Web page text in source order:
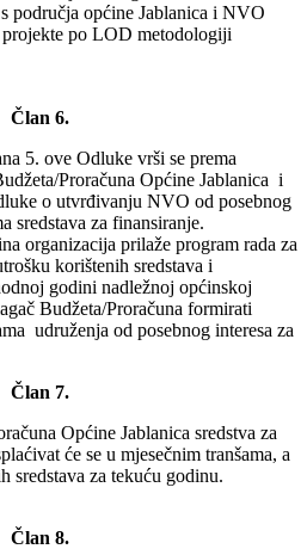
područja općine Jablanica i NVO
po LOD metodologiji
Član 6.
5. ove Odluke vrši se prema
Proračuna Općine Jablanica i
o utvrđivanju NVO od posebnog
sredstava za finansiranje.
organizacija prilaže program rada za
korištenih sredstava i
godini nadležnoj općinskoj
Budžeta/Proračuna formirati
udruženja od posebnog interesa za
Član 7.
Općine Jablanica sredstva za
će se u mjesečnim tranšama, a
sredstava za tekuću godinu.
Član 8.